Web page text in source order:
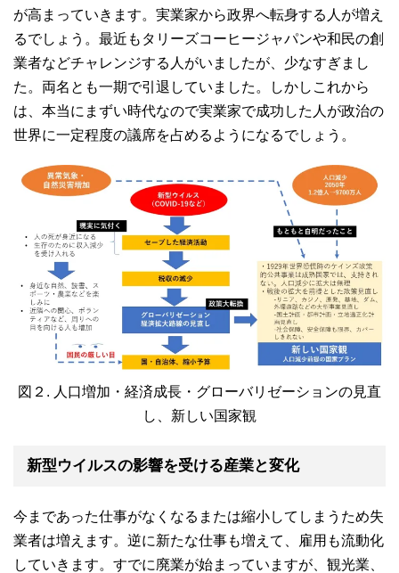
が高まっていきます。実業家から政界へ転身する人が増え
るでしょう。最近もタリーズコーヒージャパンや和民の創
業者などチャレンジする人がいましたが、少なすぎまし
た。両名とも一期で引退していました。しかしこれから
は、本当にまずい時代なので実業家で成功した人が政治の
世界に一定程度の議席を占めるようになるでしょう。
図２. 人口増加・経済成長・グローバリゼーションの見直
し、新しい国家観
新型ウイルスの影響を受ける産業と変化
今まであった仕事がなくなるまたは縮小してしまうため失
業者は増えます。逆に新たな仕事も増えて、雇用も流動化
していきます。すでに廃業が始まっていますが、観光業、